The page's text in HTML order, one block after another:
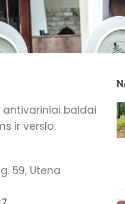
antivariniai baldai
ir verslo
59, Utena